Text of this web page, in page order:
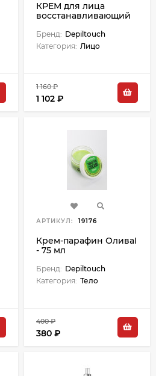
КРЕМ для лица
восстанавливающий
50 мл
Бренд: Depiltouch
Категория: Лицо
1 160 ₽
1 102 ₽
АРТИКУЛ: 19176
Крем-парафин ОливаI
- 75 мл
Бренд: Depiltouch
Категория: Тело
400 ₽
380 ₽